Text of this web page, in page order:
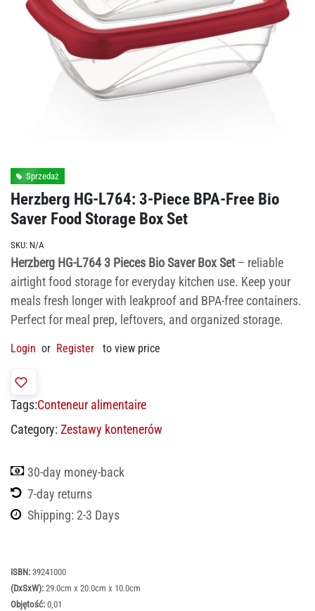
Sprzedaż
Herzberg HG-L764: 3-Piece BPA-Free Bio
Saver Food Storage Box Set
SKU: N/A
Herzberg HG-L764 3 Pieces Bio Saver Box Set– reliable
airtight food storage for everyday kitchen use. Keep your
meals fresh longer with leakproof and BPA-free containers.
Perfect for meal prep, leftovers, and organized storage.
Login or Register to view price
Tags:Conteneur alimentaire
Category: Zestawy kontenerów
30-day money-back
7-day returns
Shipping: 2-3 Days
ISBN: 39241000
(DxSxW): 29.0cm x 20.0cm x 10.0cm
Objętość: 0,01